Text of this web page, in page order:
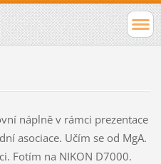
náplně v rámci prezentace
asociace. Učím se od MgA.
Fotím na NIKON D7000.